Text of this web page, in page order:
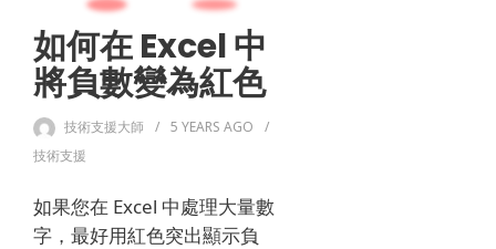
如何在 Excel 中
將負數變為紅色
技術支援大師 5 YEARS AGO
技術支援
如果您在 Excel 中處理大量數
字，最好用紅色突出顯示負